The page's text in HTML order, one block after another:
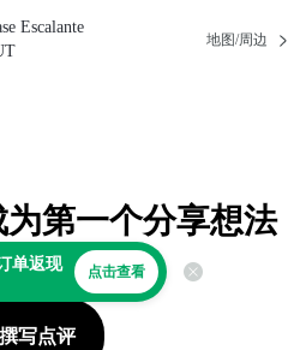
Escalante
地图/周边
第一个分享想法
人！
撰写点评
单返现 点击查看